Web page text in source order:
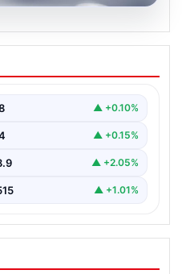
Geniş Kapsamlı
kapsamında şehrin…
▲ +0.10%
▲ +0.15%
▲ +2.05%
▲ +1.01%